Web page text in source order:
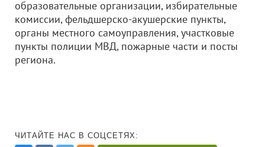
образовательные организации, избирательные
комиссии, фельдшерско-акушерские пункты,
органы местного самоуправления, участковые
пункты полиции МВД, пожарные части и посты
региона.
ЧИТАЙТЕ НАС В СОЦСЕТЯХ: